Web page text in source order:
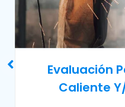
Examen